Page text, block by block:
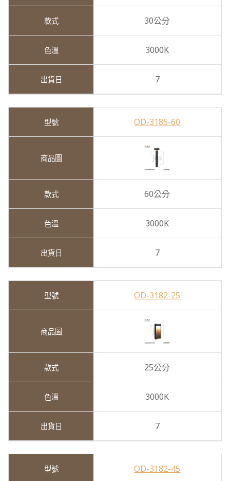
30公分
3000K
7
OD-3185-60
60公分
3000K
7
OD-3182-25
25公分
3000K
7
OD-3182-45